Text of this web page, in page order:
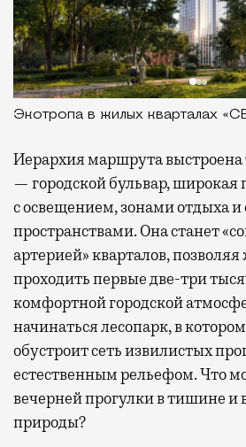
Экотропа в жилых кварталах
Иерархия маршрута выстроена
— городской бульвар, широкая
с освещением, зонами отдыха
пространствами. Она станет
артерией» кварталов,
проходить первые две-три
комфортной городской
начинаться лесопарк, в
обустроит сеть извилистых
естественным рельефом. Что
вечерней прогулки в тишине и
природы?